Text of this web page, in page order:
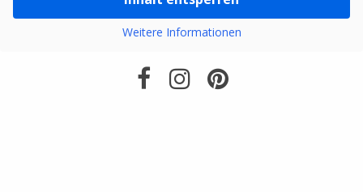
Weitere Informationen